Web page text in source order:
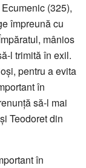
(325),
împreună cu
mânios
l trimită în exil.
pentru a evita
în
să-l mai
Teodoret din
în